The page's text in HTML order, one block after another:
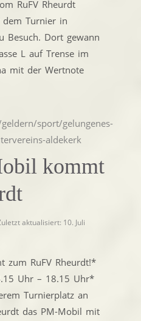
RuFV Rheurdt
dem Turnier in
Besuch. Dort gewann
L auf Trense im
mit der Wertnote
sport/gelungenes-
aldekerk
kommt
aktualisiert: 10. Juli
zum RuFV Rheurdt!*
Uhr – 18.15 Uhr*
Turnierplatz an
das PM-Mobil mit